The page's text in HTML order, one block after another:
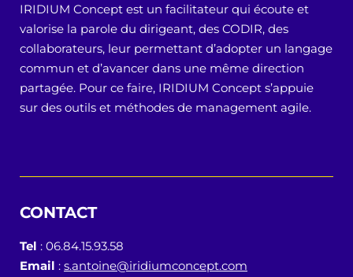
IRIDIUM Concept est un facilitateur qui écoute et
valorise la parole du dirigeant, des CODIR, des
collaborateurs, leur permettant d’adopter un langage
commun et d’avancer dans une même direction
partagée. Pour ce faire, IRIDIUM Concept s’appuie
sur des outils et méthodes de management agile.
CONTACT
Tel : 06.84.15.93.58
Email : s.antoine@iridiumconcept.com